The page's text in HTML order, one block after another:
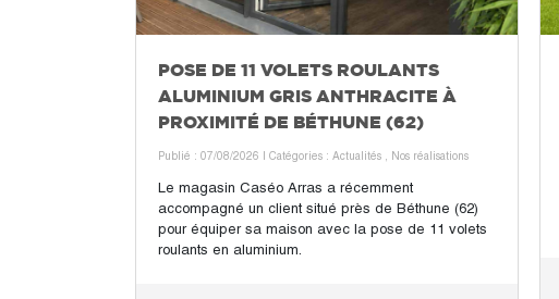
POSE DE 11 VOLETS ROULANTS
ALUMINIUM GRIS ANTHRACITE À
PROXIMITÉ DE BÉTHUNE (62)
Publié : 07/08/2026 | Catégories : Actualités , Nos réalisations
Le magasin Caséo Arras a récemment
accompagné un client situé près de Béthune (62)
pour équiper sa maison avec la pose de 11 volets
roulants en aluminium.